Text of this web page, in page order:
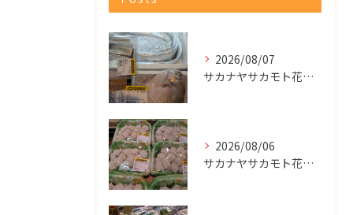
2026/08/07
サカナヤサカモト花園店
2026/08/06
サカナヤサカモト花園店